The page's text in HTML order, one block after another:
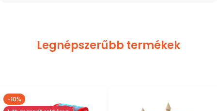
Legnépszerűbb termékek
-10%